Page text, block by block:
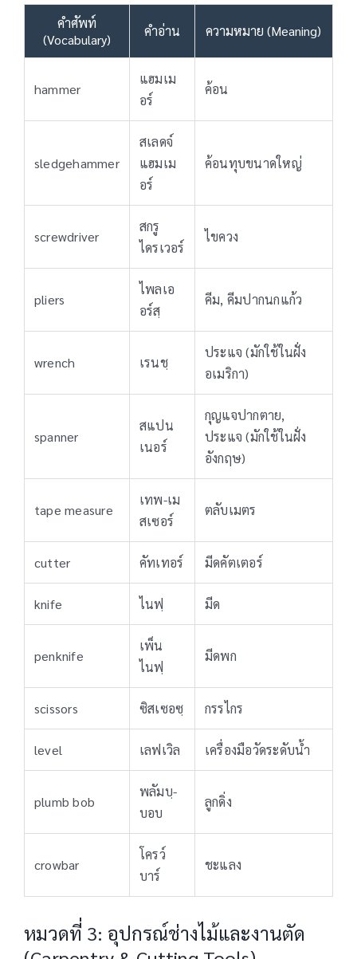
คำศัพท์
(Vocabulary)
คำอ่าน ความหมาย (Meaning)
hammer
แฮมเม
อร์
ค้อน
sledgehammer
สเลดจ์
แฮมเม
อร์
ค้อนทุบขนาดใหญ่
screwdriver
สกรู
ไดรเวอร์
ไขควง
pliers
ไพลเอ
อร์สฺ
คีม, คีมปากนกแก้ว
wrench เรนชฺ
ประแจ (มักใช้ในฝั่ง
อเมริกา)
spanner
สแปน
เนอร์
กุญแจปากตาย,
ประแจ (มักใช้ในฝั่ง
อังกฤษ)
tape measure
เทพ-เม
สเซอร์
ตลับเมตร
cutter คัทเทอร์ มีดคัตเตอร์
knife ไนฟฺ มีด
penknife
เพ็น
ไนฟฺ
มีดพก
scissors ซิสเซอซฺ กรรไกร
level เลฟเวิล เครื่องมือวัดระดับน้ำ
plumb bob
พลัมบฺ-
บอบ
ลูกดิ่ง
crowbar
โครว์
บาร์
ชะแลง
หมวดที่ 3: อุปกรณ์ช่างไม้และงานตัด